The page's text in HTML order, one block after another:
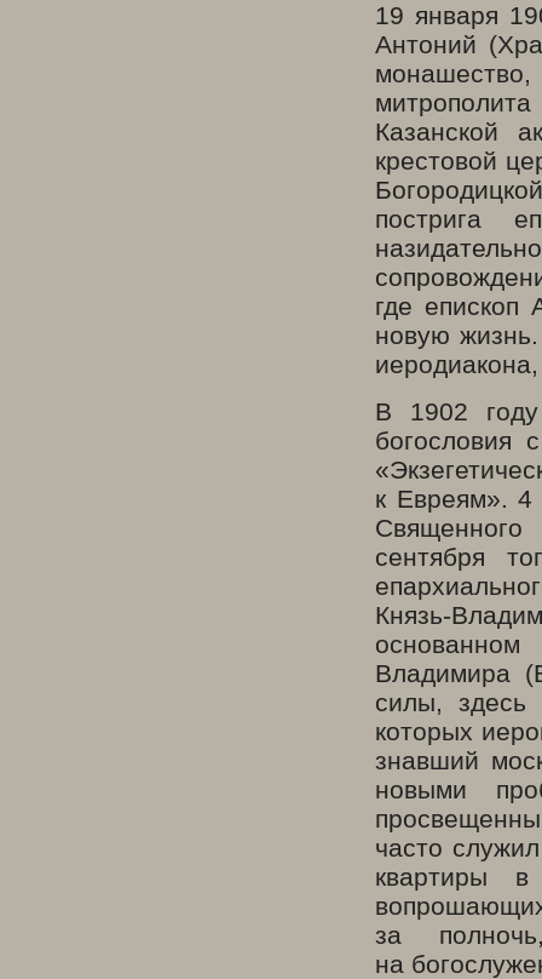
19 января
Антоний
Казанской
крестовой
пострига
где епископ
новую
В 1902
богословия
к Евреям». 4
сентября
Князь-
Владимира
силы, здесь
которых
знавший
новыми
часто
квартиры
за
на